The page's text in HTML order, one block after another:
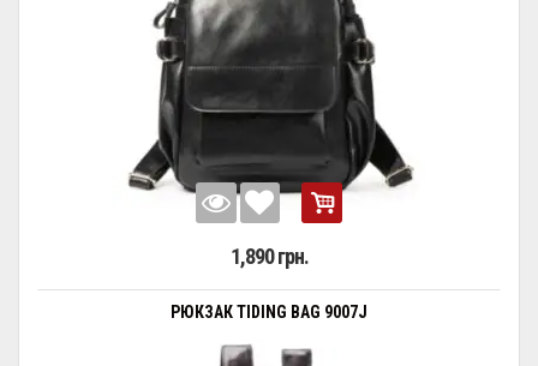
1,890 грн.
РЮКЗАК TIDING BAG 9007J